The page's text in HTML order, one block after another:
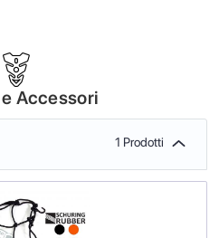
Accessori
1 Prodotti